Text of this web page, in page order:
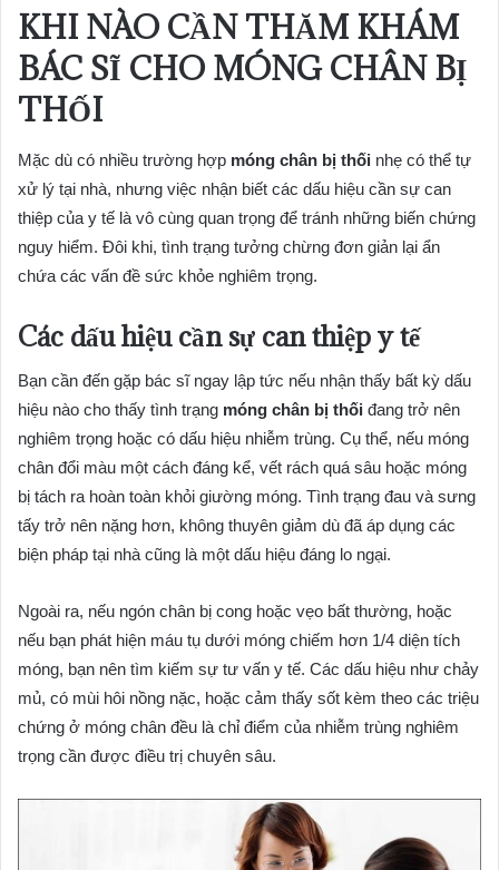
KHI NÀO CẦN THĂM KHÁM
BÁC SĨ CHO MÓNG CHÂN BỊ
THỐI
Mặc dù có nhiều trường hợp móng chân bị thối nhẹ có thể tự
xử lý tại nhà, nhưng việc nhận biết các dấu hiệu cần sự can
thiệp của y tế là vô cùng quan trọng để tránh những biến chứng
nguy hiểm. Đôi khi, tình trạng tưởng chừng đơn giản lại ẩn
chứa các vấn đề sức khỏe nghiêm trọng.
Các dấu hiệu cần sự can thiệp y tế
Bạn cần đến gặp bác sĩ ngay lập tức nếu nhận thấy bất kỳ dấu
hiệu nào cho thấy tình trạng móng chân bị thối đang trở nên
nghiêm trọng hoặc có dấu hiệu nhiễm trùng. Cụ thể, nếu móng
chân đổi màu một cách đáng kể, vết rách quá sâu hoặc móng
bị tách ra hoàn toàn khỏi giường móng. Tình trạng đau và sưng
tấy trở nên nặng hơn, không thuyên giảm dù đã áp dụng các
biện pháp tại nhà cũng là một dấu hiệu đáng lo ngại.
Ngoài ra, nếu ngón chân bị cong hoặc vẹo bất thường, hoặc
nếu bạn phát hiện máu tụ dưới móng chiếm hơn 1/4 diện tích
móng, bạn nên tìm kiếm sự tư vấn y tế. Các dấu hiệu như chảy
mủ, có mùi hôi nồng nặc, hoặc cảm thấy sốt kèm theo các triệu
chứng ở móng chân đều là chỉ điểm của nhiễm trùng nghiêm
trọng cần được điều trị chuyên sâu.